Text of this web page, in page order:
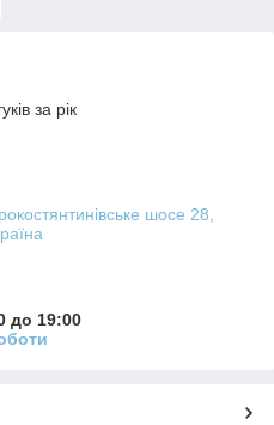
за рік
шосе 28,
до 19:00